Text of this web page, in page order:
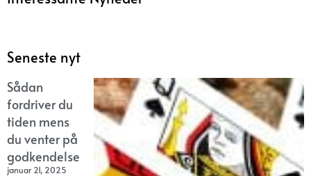
Seneste nyt
Sådan
fordriver du
tiden mens
du venter på
godkendelse
januar 21, 2025